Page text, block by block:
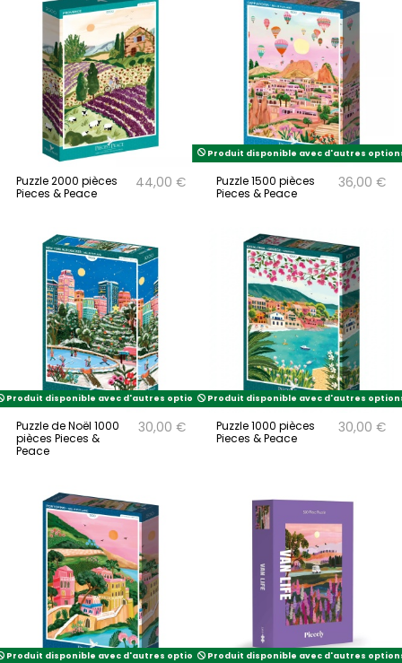
Puzzle 2000 pièces
Pieces & Peace
44,00 €
Produit disponible avec d'autres
Puzzle 1500 pièces
Pieces & Peace
36,00 €
Produit disponible avec d'autres options
Puzzle de Noël 1000
pièces Pieces &
Peace
30,00 €
Produit disponible avec d'autres
Puzzle 1000 pièces
Pieces & Peace
30,00 €
Produit disponible avec d'autres optionsProduit disponible avec d'autres